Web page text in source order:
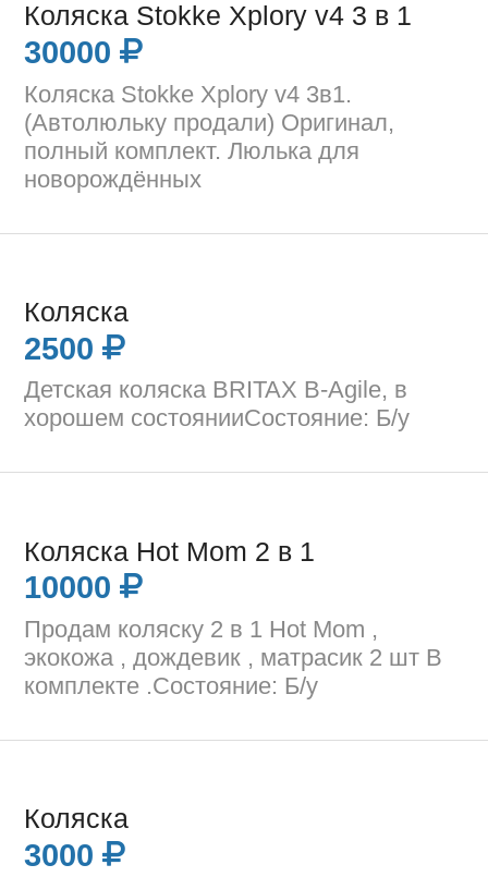
Коляска Stokke Xplory v4 3 в 1
30000
Коляска Stokke Xplory v4 3в1.
(Автолюльку продали) Оригинал,
полный комплект. Люлька для
новорождённых
Коляска
2500
Детская коляска BRITAX B-Agile, в
хорошем состоянииСостояние: Б/у
Коляска Hot Mom 2 в 1
10000
Продам коляску 2 в 1 Hot Mom ,
экокожа , дождевик , матрасик 2 шт В
комплекте .Состояние: Б/у
Коляска
3000